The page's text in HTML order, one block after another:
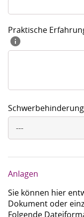
Praktische
---
Anlagen
Sie können hier
Dokument oder
Folgende